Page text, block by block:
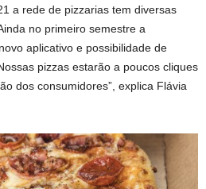
a rede de pizzarias tem diversas
no primeiro semestre a
aplicativo e possibilidade de
pizzas estarão a poucos cliques
dos consumidores”, explica Flávia